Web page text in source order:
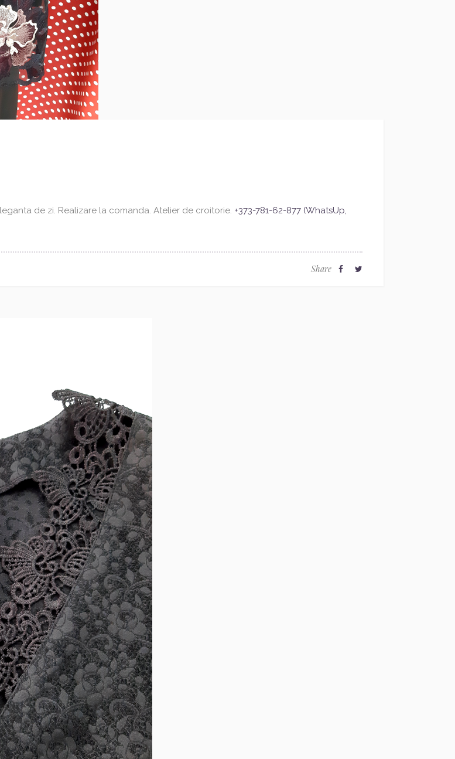
de zi. Realizare la comanda. Atelier de croitorie. +373-781-62-877 (WhatsUp,
Share